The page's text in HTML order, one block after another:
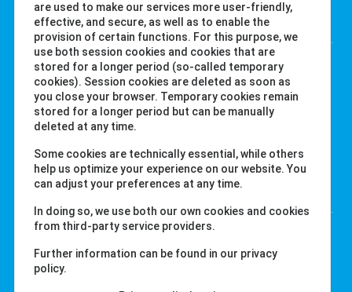
are used to make our services more user-friendly,
effective, and secure, as well as to enable the
provision of certain functions. For this purpose, we
use both session cookies and cookies that are
stored for a longer period (so-called temporary
cookies). Session cookies are deleted as soon as
you close your browser. Temporary cookies remain
stored for a longer period but can be manually
deleted at any time.
Some cookies are technically essential, while others
help us optimize your experience on our website. You
can adjust your preferences at any time.
In doing so, we use both our own cookies and cookies
from third-party service providers.
Further information can be found in our privacy
policy.
Water-i.d. GmbH
Daimlerstr. 20
76344 Eggenstein
Alemanha
Tel. +49 (0) 721-782029-0
Fax +49 (0) 721-782029-11
Links
labcom.cloud
water-id.com